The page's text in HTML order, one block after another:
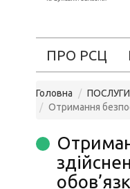
ПРО РСЦ
Головна ПОСЛУГИ
Отримання